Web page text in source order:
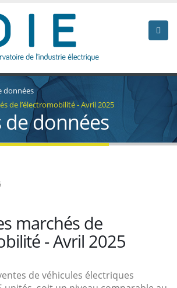
données
de l’électromobilité - Avril 2025
de données
marchés de
- Avril 2025
de véhicules électriques